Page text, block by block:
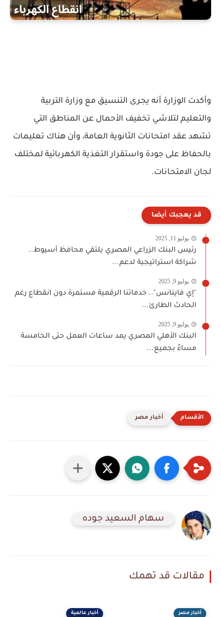
وأكدت الوزارة أنه يجرى التنسيق مع وزارة التربية
والتعليم لتلاشي تخفيف الأحمال عن المناطق التي
تشهد عقد امتحانات الثانوية العامة، وأن هناك تعليمات
بالحفاظ على جودة واستقرار التغذية الكهربائية لمختلف
لجان الامتحانات.
قد يعجبك أيضا
يوليو 11, 2025
رئيس البنك الزراعي المصري يلتقي محافظ أسيوط..
شراكة استراتيجية لدعم...
يوليو 9, 2025
"إي فاينانس".. خدماتنا الرقمية مستمرة دون انقطاع رغم
الحادث الطارئ...
يوليو 9, 2025
البنك الأهلي المصري يمد ساعات العمل حتى الخامسة
مساءً بجميع...
أخبار مصر
سهام السعيد جوده
مقالات قد تهمك
أخبار مصر أخبار عالمية